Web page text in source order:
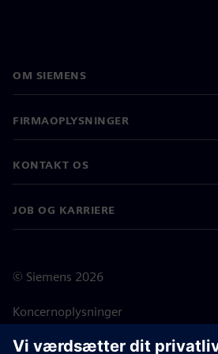
OM SIEMENS
FIRMAOPLYSNINGER
KONTAKT OS
JOB OG KARRIERE
© Siemens 2026
Koncernoplysninger
Beskyttelse af personlige oplysninger